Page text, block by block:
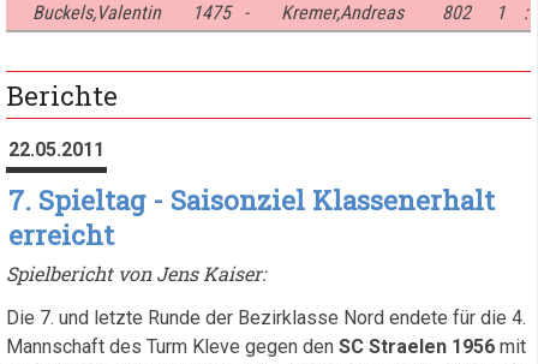
Buckels,Valentin
1475 - Kremer,Andreas 802 1 :
Berichte
22.05.2011
7. Spieltag - Saisonziel Klassenerhalt
erreicht
Spielbericht von Jens Kaiser:
Die 7. und letzte Runde der Bezirklasse Nord endete für die 4.
Mannschaft des Turm Kleve gegen den SC Straelen 1956 mit